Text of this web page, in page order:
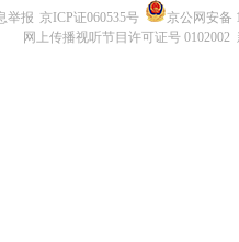
举报 京ICP证060535号
京公网安备
网上传播视听节目许可证号 0102002